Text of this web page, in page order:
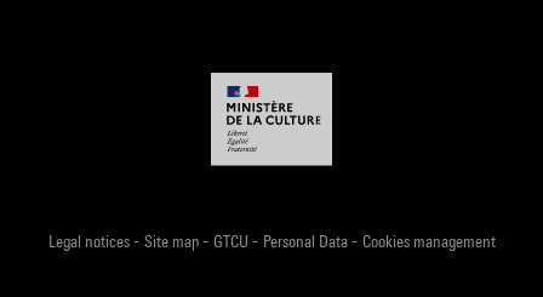
Legal notices- Site map- GTCU - Personal Data- Cookies management